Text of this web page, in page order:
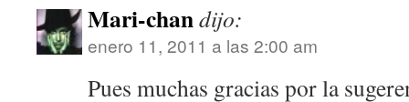
Mari-chandijo:
enero 11, 2011 a las 2:00 am
Pues muchas gracias por la